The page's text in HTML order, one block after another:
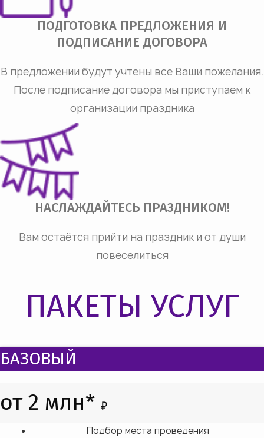
ПОДГОТОВКА ПРЕДЛОЖЕНИЯ И
ПОДПИСАНИЕ ДОГОВОРА
В предложении будут учтены все Ваши пожелания.
После подписание договора мы приступаем к
организации праздника
НАСЛАЖДАЙТЕСЬ ПРАЗДНИКОМ!
Вам остаётся прийти на праздник и от души
повеселиться
ПАКЕТЫ УСЛУГ
БАЗОВЫЙ
от 2 млн* ₽
Подбор места проведения